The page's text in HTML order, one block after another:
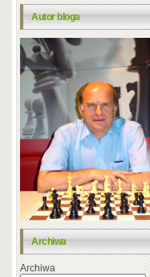
Autor bloga
Archiwa
Archiwa